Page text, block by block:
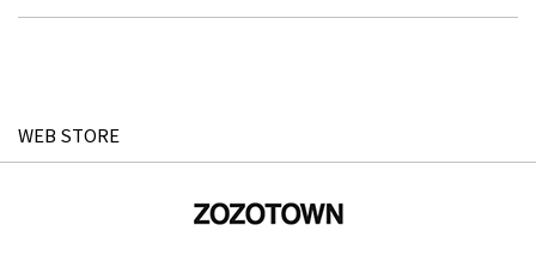
WEB STORE